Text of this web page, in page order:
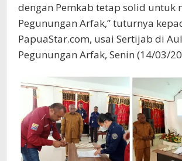
dengan Pemkab tetap solid untuk
Pegunungan Arfak,” tuturnya
PapuaStar.com, usai Sertijab di
Pegunungan Arfak, Senin (14/03/